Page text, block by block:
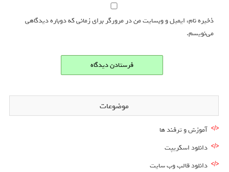
ذخیره نام، ایمیل و وبسایت من در مرورگر برای زمانی که دوباره دیدگاهی
می‌نویسم.
موضوعات
آموزش و ترفند ها
دانلود اسکریپت
دانلود قالب وب سایت